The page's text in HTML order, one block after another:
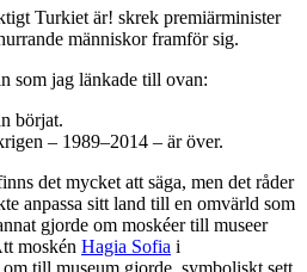
Turkiet är! skrek premiärminister
människor framför sig.
som jag länkade till ovan:
börjat.
– 1989–2014 – är över.
det mycket att säga, men det råder
anpassa sitt land till en omvärld som
gjorde om moskéer till museer
moskén Hagia Sofia i
till museum gjorde, symboliskt sett,